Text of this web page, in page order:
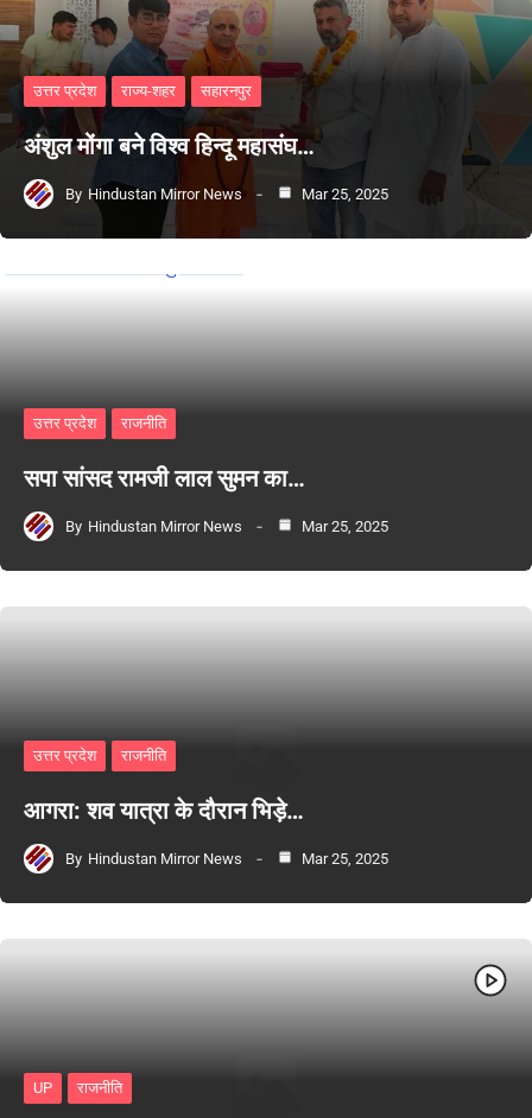
उत्तर प्रदेश राज्य-शहर सहारनपुर
अंशुल मोंगा बने विश्व हिन्दू महासंघ…
By Hindustan Mirror News Mar 25, 2025
उत्तर प्रदेश राजनीति
सपा सांसद रामजी लाल सुमन का…
By Hindustan Mirror News Mar 25, 2025
उत्तर प्रदेश राजनीति
आगरा: शव यात्रा के दौरान भिड़े…
By Hindustan Mirror News Mar 25, 2025
UP राजनीति